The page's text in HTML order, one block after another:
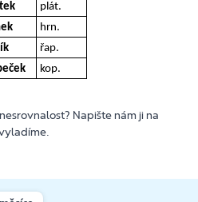
plát.
hrn.
řap.
kop.
Napište nám ji na